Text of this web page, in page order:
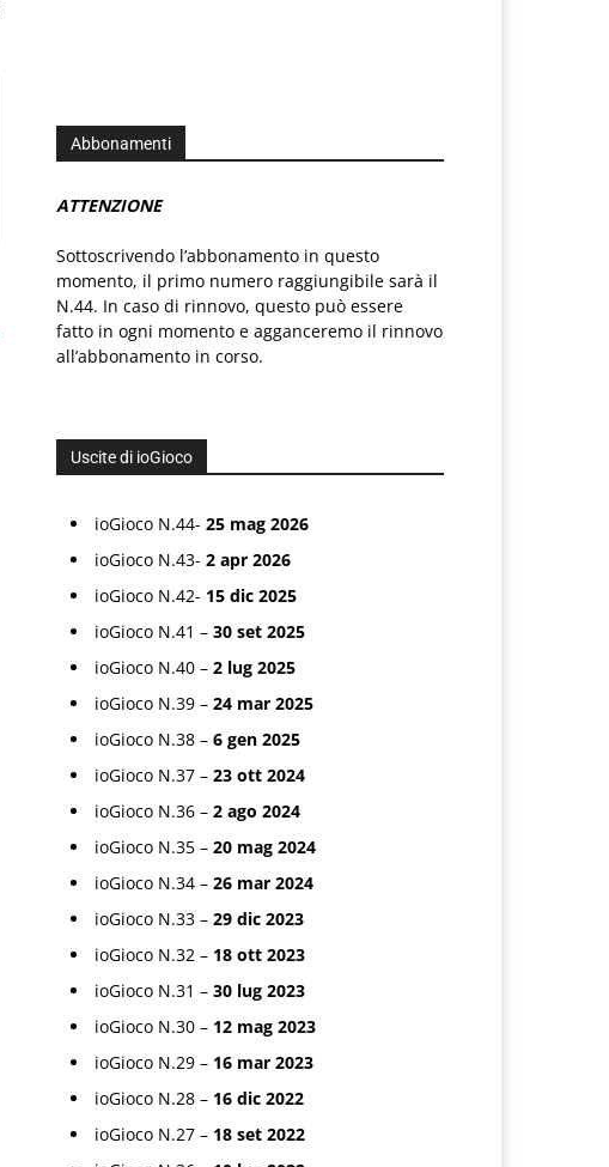
Abbonamenti
ATTENZIONE
Sottoscrivendo l’abbonamento in questo
momento, il primo numero raggiungibile sarà il
N.44. In caso di rinnovo, questo può essere
fatto in ogni momento e agganceremo il rinnovo
all’abbonamento in corso.
Uscite di ioGioco
ioGioco N.44- 25 mag 2026
ioGioco N.43- 2 apr 2026
ioGioco N.42- 15 dic 2025
ioGioco N.41 – 30 set 2025
ioGioco N.40 – 2 lug 2025
ioGioco N.39 – 24 mar 2025
ioGioco N.38 – 6 gen 2025
ioGioco N.37 – 23 ott 2024
ioGioco N.36 – 2 ago 2024
ioGioco N.35 – 20 mag 2024
ioGioco N.34 – 26 mar 2024
ioGioco N.33 – 29 dic 2023
ioGioco N.32 – 18 ott 2023
ioGioco N.31 – 30 lug 2023
ioGioco N.30 – 12 mag 2023
ioGioco N.29 – 16 mar 2023
ioGioco N.28 – 16 dic 2022
ioGioco N.27 – 18 set 2022